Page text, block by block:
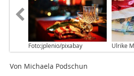
Foto:jplenio/pixabay Ulrike
Von Michaela Podschun